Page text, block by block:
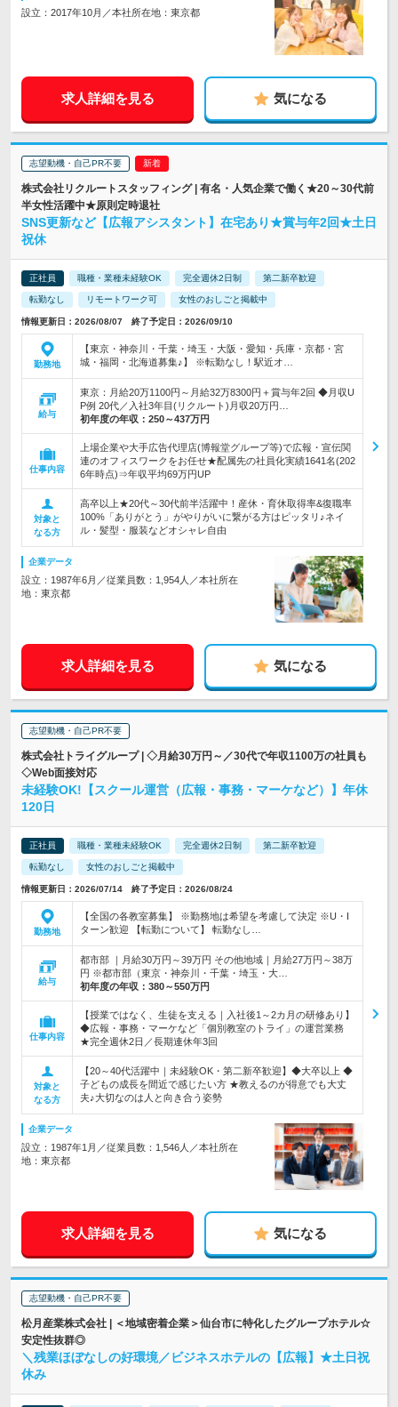
設立：2017年10月／本社所在地：東京都
求人詳細を見る 気になる
志望動機・自己PR不要
株式会社リクルートスタッフィング | 有名・人気企業で働く★20～30代前
半女性活躍中★原則定時退社
SNS更新など【広報アシスタント】在宅あり★賞与年2回★土日
祝休
正社員 職種・業種未経験OK 完全週休2日制 第二新卒歓迎
転勤なし リモートワーク可 女性のおしごと掲載中
情報更新日：2026/08/07 終了予定日：2026/09/10
勤務地
【東京・神奈川・千葉・埼玉・大阪・愛知・兵庫・京都・宮
城・福岡・北海道募集♪】 ※転勤なし！駅近オ…
給与
東京：月給20万1100円～月給32万8300円＋賞与年2回 ◆月収U
P例 20代／入社3年目(リクルート)月収20万円…
初年度の年収： 250～437万円
仕事内容
上場企業や大手広告代理店(博報堂グループ等)で広報・宣伝関
連のオフィスワークをお任せ★配属先の社員化実績1641名(202
6年時点)⇒年収平均69万円UP
対象と
なる方
高卒以上★20代～30代前半活躍中！産休・育休取得率&復職率
100%「ありがとう」がやりがいに繋がる方はピッタリ♪ネイ
ル・髪型・服装などオシャレ自由
企業データ
設立：1987年6月／従業員数：1,954人／本社所在
地：東京都
求人詳細を見る 気になる
志望動機・自己PR不要
株式会社トライグループ | ◇月給30万円～／30代で年収1100万の社員も
◇Web面接対応
未経験OK!【スクール運営（広報・事務・マーケなど）】年休
120日
正社員 職種・業種未経験OK 完全週休2日制 第二新卒歓迎
転勤なし 女性のおしごと掲載中
情報更新日：2026/07/14 終了予定日：2026/08/24
勤務地
【全国の各教室募集】 ※勤務地は希望を考慮して決定 ※U・I
ターン歓迎 【転勤について】 転勤なし…
給与
都市部 ｜月給30万円～39万円 その他地域｜月給27万円～38万
円 ※都市部（東京・神奈川・千葉・埼玉・大…
初年度の年収： 380～550万円
仕事内容
【授業ではなく、生徒を支える｜入社後1～2カ月の研修あり】
◆広報・事務・マーケなど「個別教室のトライ」の運営業務
★完全週休2日／長期連休年3回
対象と
なる方
【20～40代活躍中｜未経験OK・第二新卒歓迎】◆大卒以上 ◆
子どもの成長を間近で感じたい方 ★教えるのが得意でも大丈
夫♪大切なのは人と向き合う姿勢
企業データ
設立：1987年1月／従業員数：1,546人／本社所在
地：東京都
求人詳細を見る 気になる
志望動機・自己PR不要
松月産業株式会社 | ＜地域密着企業＞仙台市に特化したグループホテル☆
安定性抜群◎
＼残業ほぼなしの好環境／ビジネスホテルの【広報】★土日祝
休み